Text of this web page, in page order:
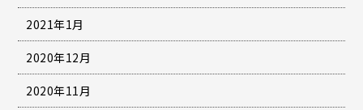
2021年1月
2020年12月
2020年11月